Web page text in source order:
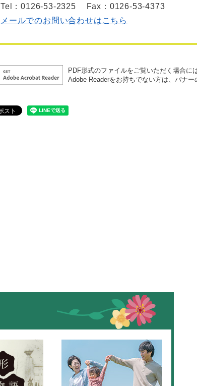
Tel：0126-53-2325
Fax：0126-53-4373
メールでのお問い合わせはこちら
PDF形式のファイルをご覧いただく場合に
Adobe Readerをお持ちでない方は、バナ